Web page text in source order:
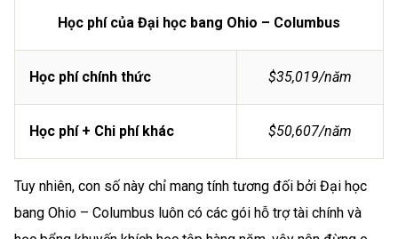
Học phí của Đại học bang Ohio – Columbus
Học phí chính thức $35,019/năm
Học phí + Chi phí khác $50,607/năm
Tuy nhiên, con số này chỉ mang tính tương đối bởi Đại học
bang Ohio – Columbus luôn có các gói hỗ trợ tài chính và